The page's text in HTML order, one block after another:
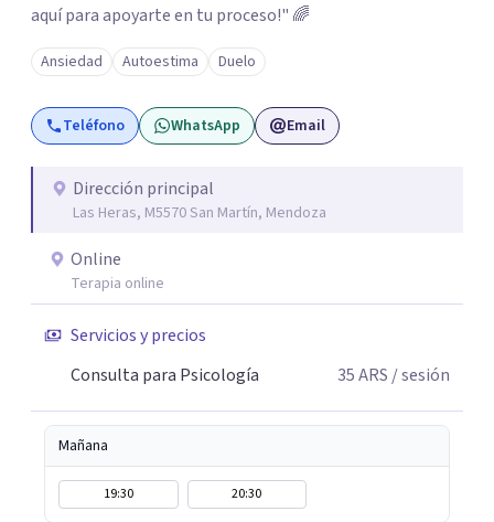
aquí para apoyarte en tu proceso!" 🌈
Ansiedad Autoestima Duelo
Teléfono WhatsApp Email
Dirección principal
Las Heras, M5570 San Martín, Mendoza
Online
Terapia online
Servicios y precios
Consulta para Psicología
35ARS / sesión
Mañana
19:30 20:30